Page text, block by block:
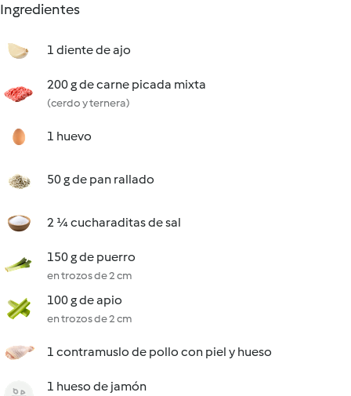
Ingredientes
1 diente de ajo
200 g de carne picada mixta
(cerdo y ternera)
1 huevo
50 g de pan rallado
2 ¼ cucharaditas de sal
150 g de puerro
en trozos de 2 cm
100 g de apio
en trozos de 2 cm
1 contramuslo de pollo con piel y hueso
1 hueso de jamón